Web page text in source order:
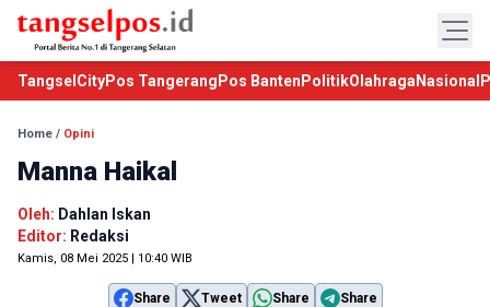
TangselCityPos Tangerang Pos Banten PolitikOlahraga Nasional
Home / Opini
Manna Haikal
Oleh: Dahlan Iskan
Editor: Redaksi
Kamis, 08 Mei 2025 | 10:40 WIB
Share Tweet Share Share